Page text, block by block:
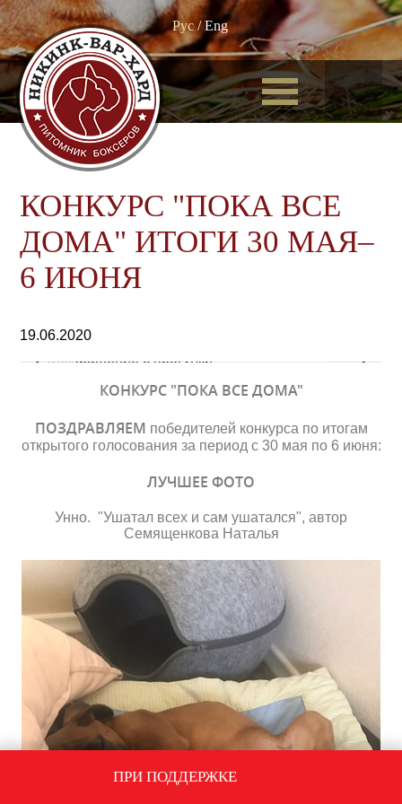
Рус/Eng
КОНКУРС "ПОКА ВСЕ
ДОМА" ИТОГИ 30 МАЯ–
6 ИЮНЯ
19.06.2020
1. Ефимия "Своя ноша не тянет.
Возвращение с прогулки"
КОНКУРС "ПОКА ВСЕ ДОМА"
ПОЗДРАВЛЯЕМ победителей конкурса по итогам
открытого голосования за период с 30 мая по 6 июня:
ЛУЧШЕЕ ФОТО
Унно. "Ушатал всех и сам ушатался", автор
Семященкова Наталья
ПРИ ПОДДЕРЖКЕ